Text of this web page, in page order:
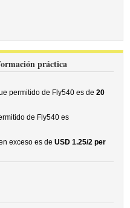
práctica
permitido de Fly540 es de20
de Fly540 es
exceso es deUSD 1.25/2 per